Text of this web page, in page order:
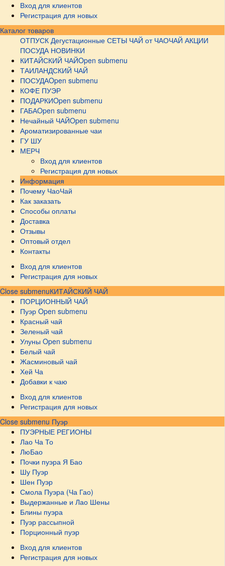
Вход для клиентов
Регистрация для новых
Каталог товаров
ОТПУСК Дегустационные СЕТЫ ЧАЙ от ЧАОЧАЙ АКЦИИ
ПОСУДА НОВИНКИ
КИТАЙСКИЙ ЧАЙOpen submenu
ТАИЛАНДСКИЙ ЧАЙ
ПОСУДАOpen submenu
КОФЕ ПУЭР
ПОДАРКИOpen submenu
ГАБАOpen submenu
Нечайный ЧАЙOpen submenu
Ароматизированные чаи
ГУ ШУ
МЕРЧ
Вход для клиентов
Регистрация для новых
Информация
Почему ЧаоЧай
Как заказать
Способы оплаты
Доставка
Отзывы
Оптовый отдел
Контакты
Вход для клиентов
Регистрация для новых
Close submenuКИТАЙСКИЙ ЧАЙ
ПОРЦИОННЫЙ ЧАЙ
Пуэр Open submenu
Красный чай
Зеленый чай
Улуны Open submenu
Белый чай
Жасминовый чай
Хей Ча
Добавки к чаю
Вход для клиентов
Регистрация для новых
Close submenu Пуэр
ПУЭРНЫЕ РЕГИОНЫ
Лао Ча То
ЛюБао
Почки пуэра Я Бао
Шу Пуэр
Шен Пуэр
Смола Пуэра (Ча Гао)
Выдержанные и Лао Шены
Блины пуэра
Пуэр рассыпной
Порционный пуэр
Вход для клиентов
Регистрация для новых